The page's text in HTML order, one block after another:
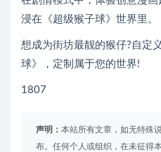
浸在《超级猴子球》世界里。
想成为街坊最靓的猴仔?自定
球》，定制属于您的世界!
1807
声明： 本站所有文章，如无特殊
布。任何个人或组织，在未征得